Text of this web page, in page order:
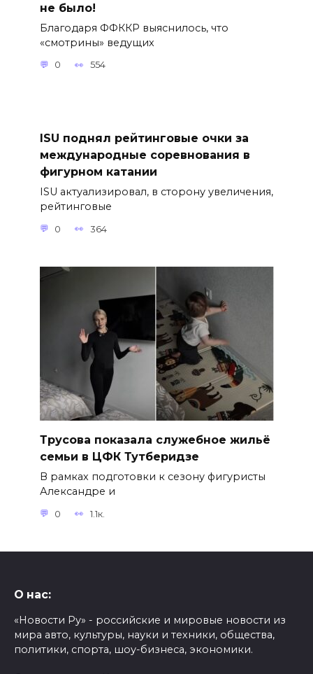
не было!
Благодаря ФФККР выяснилось, что
«смотрины» ведущих
0 554
ISU поднял рейтинговые очки за
международные соревнования в
фигурном катании
ISU актуализировал, в сторону увеличения,
рейтинговые
0 364
Трусова показала служебное жильё
семьи в ЦФК Тутберидзе
В рамках подготовки к сезону фигуристы
Александре и
0 1.1к.
О нас:
«Новости Ру» - российские и мировые новости из
мира авто, культуры, науки и техники, общества,
политики, спорта, шоу-бизнеса, экономики.